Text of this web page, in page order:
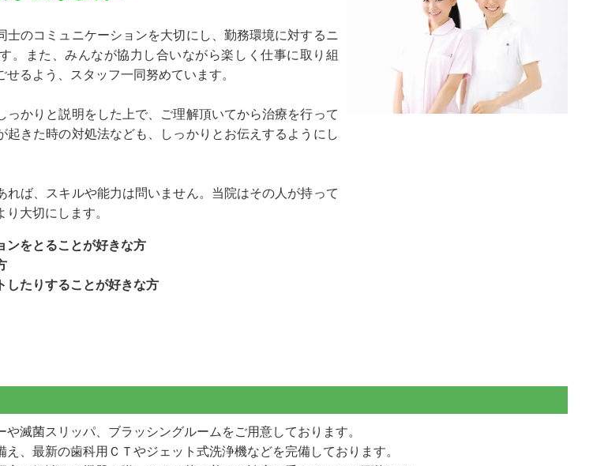
士のコミュニケーションを大切にし、勤務環境に対するニ
。また、みんなが協力し合いながら楽しく仕事に取り組
るよう、スタッフ一同努めています。
っかりと説明をした上で、ご理解頂いてから治療を行って
起きた時の対処法なども、しっかりとお伝えするようにし
れば、スキルや能力は問いません。当院はその人が持って
大切にします。
ンをとることが好きな方
したりすることが好きな方
滅菌スリッパ、ブラッシングルームをご用意しております。
、最新の歯科用ＣＴやジェット式洗浄機などを完備しております。